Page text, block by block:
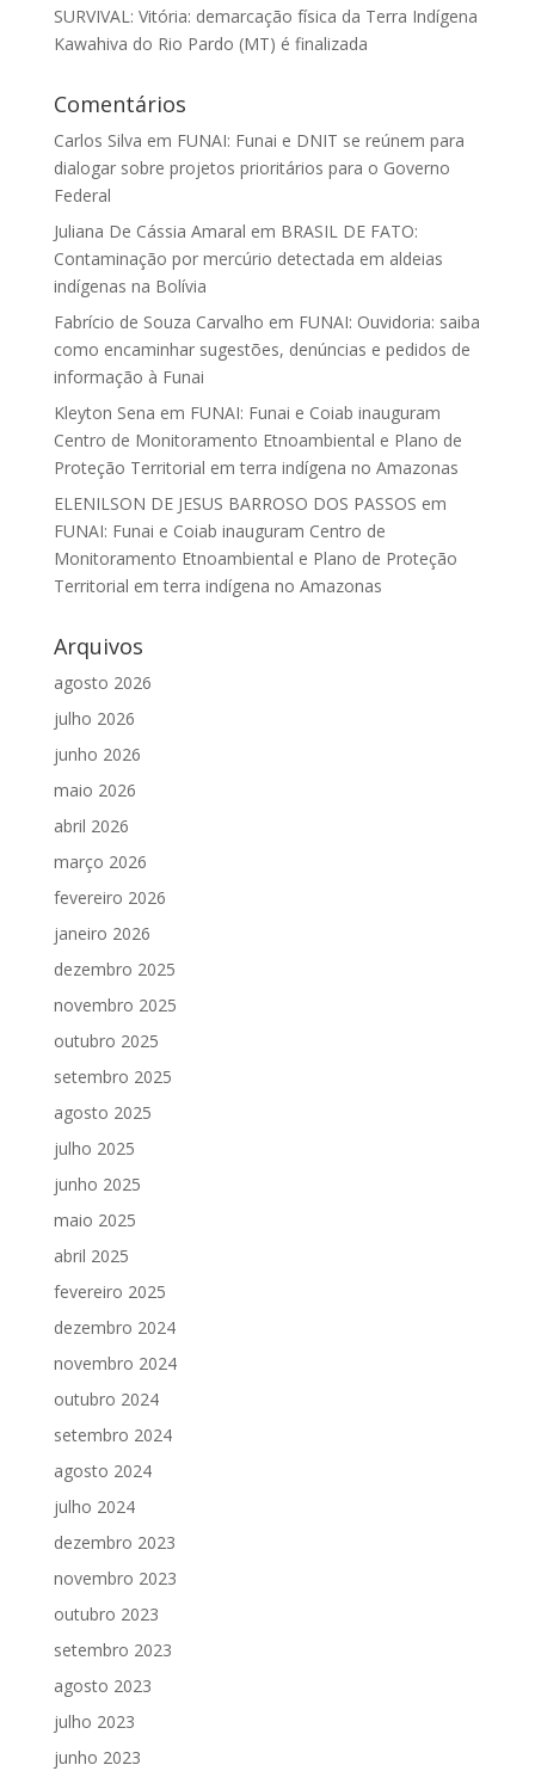
SURVIVAL: Vitória: demarcação física da Terra Indígena
Kawahiva do Rio Pardo (MT) é finalizada
Comentários
Carlos Silva em FUNAI: Funai e DNIT se reúnem para
dialogar sobre projetos prioritários para o Governo
Federal
Juliana De Cássia Amaral em BRASIL DE FATO:
Contaminação por mercúrio detectada em aldeias
indígenas na Bolívia
Fabrício de Souza Carvalho em FUNAI: Ouvidoria: saiba
como encaminhar sugestões, denúncias e pedidos de
informação à Funai
Kleyton Sena em FUNAI: Funai e Coiab inauguram
Centro de Monitoramento Etnoambiental e Plano de
Proteção Territorial em terra indígena no Amazonas
ELENILSON DE JESUS BARROSO DOS PASSOS em
FUNAI: Funai e Coiab inauguram Centro de
Monitoramento Etnoambiental e Plano de Proteção
Territorial em terra indígena no Amazonas
Arquivos
agosto 2026
julho 2026
junho 2026
maio 2026
abril 2026
março 2026
fevereiro 2026
janeiro 2026
dezembro 2025
novembro 2025
outubro 2025
setembro 2025
agosto 2025
julho 2025
junho 2025
maio 2025
abril 2025
fevereiro 2025
dezembro 2024
novembro 2024
outubro 2024
setembro 2024
agosto 2024
julho 2024
dezembro 2023
novembro 2023
outubro 2023
setembro 2023
agosto 2023
julho 2023
junho 2023